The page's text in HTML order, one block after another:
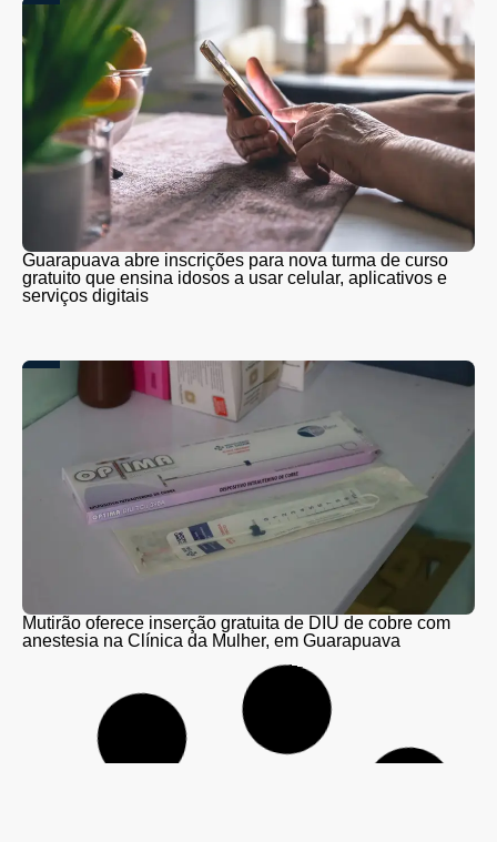
Guarapuava abre inscrições para nova turma de curso
gratuito que ensina idosos a usar celular, aplicativos e
serviços digitais
Mutirão oferece inserção gratuita de DIU de cobre com
anestesia na Clínica da Mulher, em Guarapuava